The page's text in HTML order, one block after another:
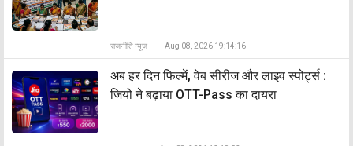
राजनीति न्यूज़ Aug 08, 2026 19:14:16
अब हर दिन फिल्में, वेब सीरीज और लाइव स्पोर्ट्स :
जियो ने बढ़ाया OTT-Pass का दायरा